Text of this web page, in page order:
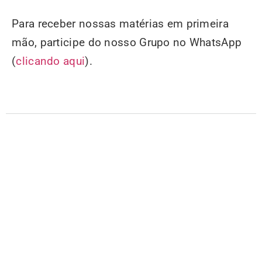
Para receber nossas matérias em primeira
mão, participe do nosso Grupo no WhatsApp
(clicando aqui).